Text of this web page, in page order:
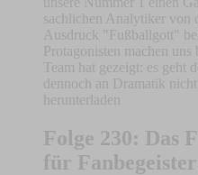
sachlichen Analytiker von
Ausdruck "Fußballgott"
Protagonisten machen uns
Team hat gezeigt: es geht
dennoch an Dramatik
herunterladen
Folge 230: Das
für